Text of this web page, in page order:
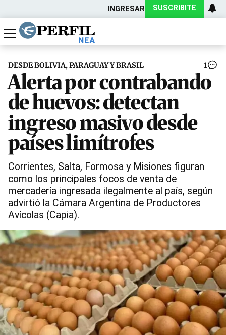
INGRESAR SUSCRIBITE
Política
Economía
Actualidad
DESDE BOLIVIA, PARAGUAY Y BRASIL 1
Alerta por contrabando
de huevos: detectan
ingreso masivo desde
países limítrofes
Corrientes, Salta, Formosa y Misiones figuran
como los principales focos de venta de
mercadería ingresada ilegalmente al país, según
advirtió la Cámara Argentina de Productores
Avícolas (Capia).